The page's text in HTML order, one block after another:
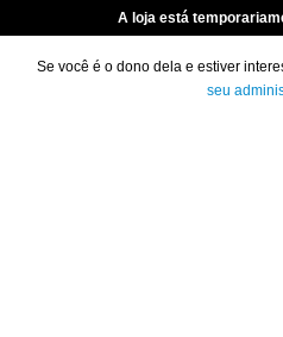
A loja está
Se você é o dono dela e estiver
seu